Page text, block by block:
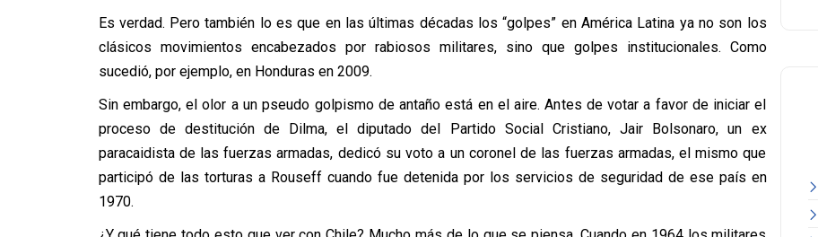
Es verdad. Pero también lo es que en las últimas décadas los “golpes” en América Latina ya no son los
clásicos movimientos encabezados por rabiosos militares, sino que golpes institucionales. Como
sucedió, por ejemplo, en Honduras en 2009.
Sin embargo, el olor a un pseudo golpismo de antaño está en el aire. Antes de votar a favor de iniciar el
proceso de destitución de Dilma, el diputado del Partido Social Cristiano, Jair Bolsonaro, un ex
paracaidista de las fuerzas armadas, dedicó su voto a un coronel de las fuerzas armadas, el mismo que
participó de las torturas a Rouseff cuando fue detenida por los servicios de seguridad de ese país en
1970.